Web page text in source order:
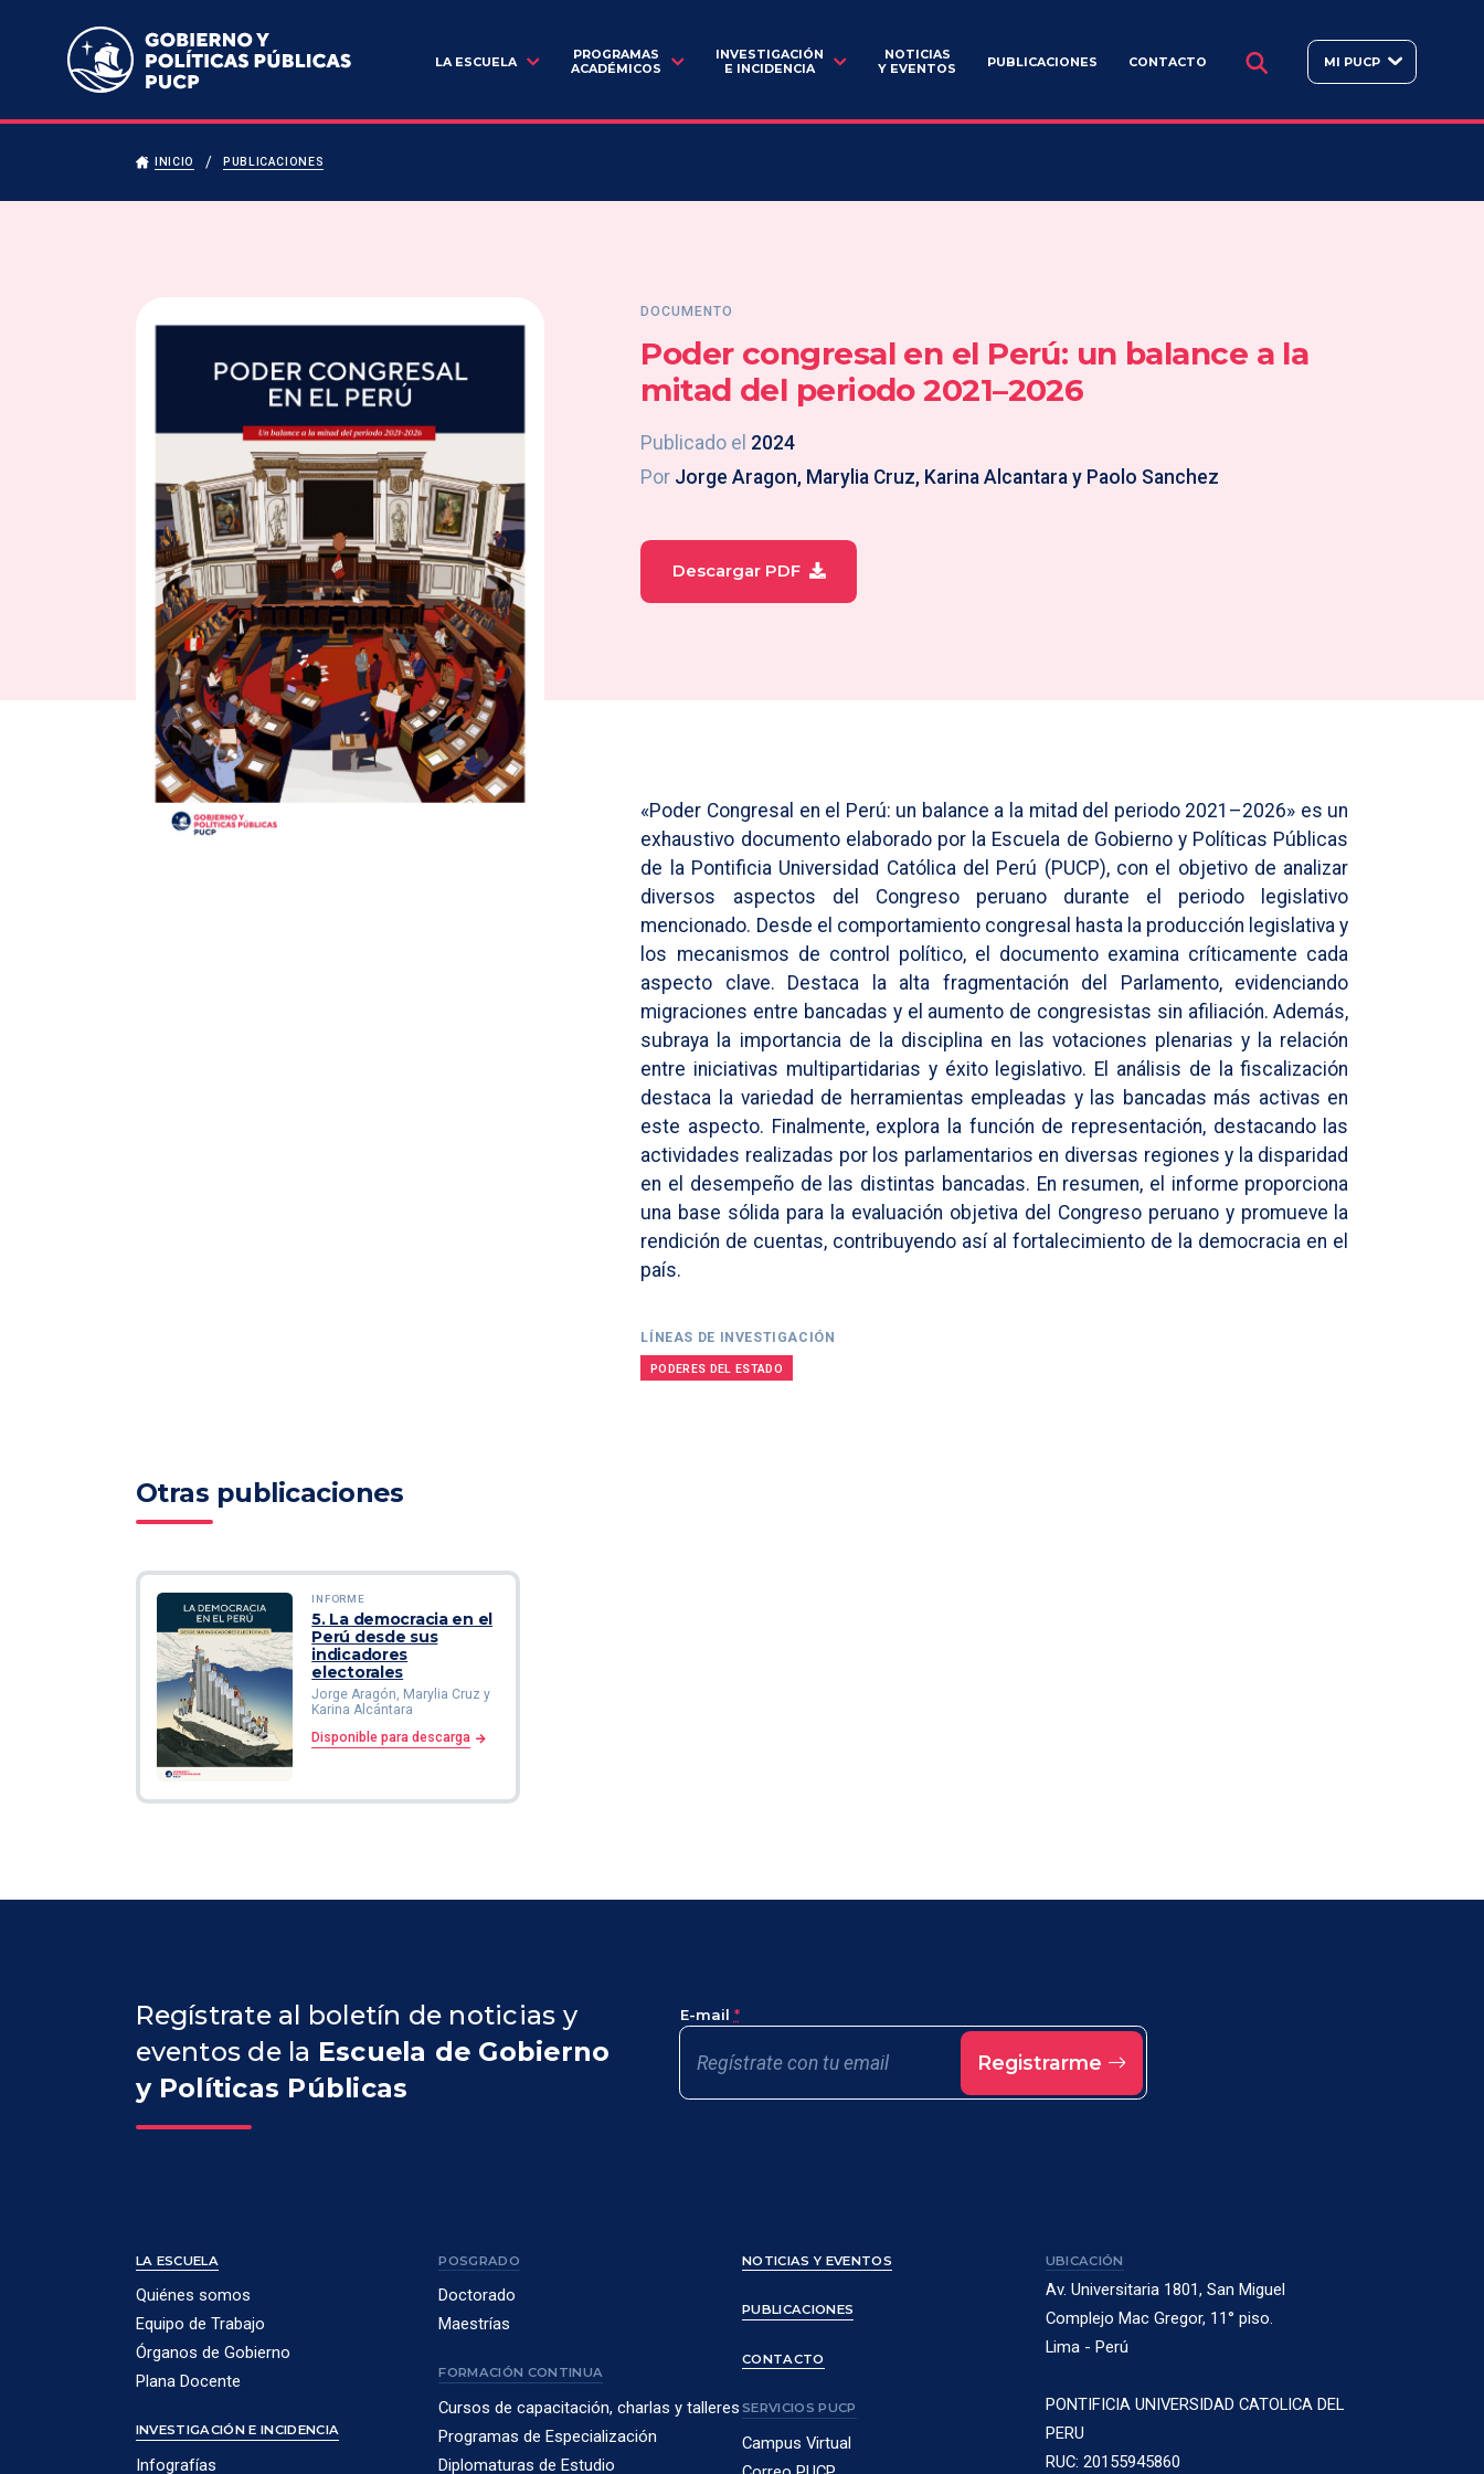
Escuela de Gobierno y Políticas Públicas
LA ESCUELA
PROGRAMAS
ACADÉMICOS
INVESTIGACIÓN
E INCIDENCIA
NOTICIAS
Y EVENTOS
PUBLICACIONES CONTACTO BUSCAR MI PUCP
INICIO PUBLICACIONES
DOCUMENTO
Poder congresal en el Perú: un balance a la
mitad del periodo 2021–2026
Publicado el 2024
Por Jorge Aragon, Marylia Cruz, Karina Alcantara y Paolo Sanchez
Descargar PDF
«Poder Congresal en el Perú: un balance a la mitad del periodo 2021–2026» es un
exhaustivo documento elaborado por la Escuela de Gobierno y Políticas Públicas
de la Pontificia Universidad Católica del Perú (PUCP), con el objetivo de analizar
diversos aspectos del Congreso peruano durante el periodo legislativo
mencionado. Desde el comportamiento congresal hasta la producción legislativa y
los mecanismos de control político, el documento examina críticamente cada
aspecto clave. Destaca la alta fragmentación del Parlamento, evidenciando
migraciones entre bancadas y el aumento de congresistas sin afiliación. Además,
subraya la importancia de la disciplina en las votaciones plenarias y la relación
entre iniciativas multipartidarias y éxito legislativo. El análisis de la fiscalización
destaca la variedad de herramientas empleadas y las bancadas más activas en
este aspecto. Finalmente, explora la función de representación, destacando las
actividades realizadas por los parlamentarios en diversas regiones y la disparidad
en el desempeño de las distintas bancadas. En resumen, el informe proporciona
una base sólida para la evaluación objetiva del Congreso peruano y promueve la
rendición de cuentas, contribuyendo así al fortalecimiento de la democracia en el
país.
LÍNEAS DE INVESTIGACIÓN
PODERES DEL ESTADO
Otras publicaciones
INFORME
5. La democracia en el
Perú desde sus
indicadores
electorales
Jorge Aragón, Marylia Cruz y
Karina Alcántara
Disponible para descarga
Regístrate al boletín de noticias y
eventos de la Escuela de Gobierno
y Políticas Públicas
E-mail *
Registrarme
LA ESCUELA
Quiénes somos
Equipo de Trabajo
Órganos de Gobierno
Plana Docente
INVESTIGACIÓN E INCIDENCIA
Infografías
POSGRADO
Doctorado
Maestrías
FORMACIÓN CONTINUA
Cursos de capacitación, charlas y talleres
Programas de Especialización
Diplomaturas de Estudio
NOTICIAS Y EVENTOS
PUBLICACIONES
CONTACTO
SERVICIOS PUCP
Campus Virtual
UBICACIÓN
Av. Universitaria 1801, San Miguel
Complejo Mac Gregor, 11° piso.
Lima - Perú
PONTIFICIA UNIVERSIDAD CATOLICA DEL
PERU
RUC: 20155945860